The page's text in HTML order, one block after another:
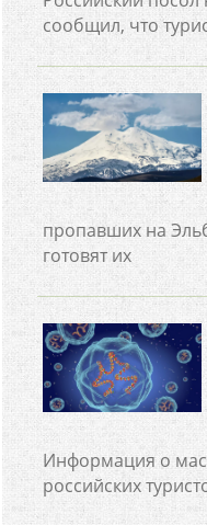
сообщил, что
пропавших на
готовят их
Информация о
российских